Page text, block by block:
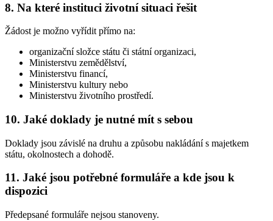
8. Na které instituci životní situaci řešit
Žádost je možno vyřídit přímo na:
organizační složce státu či státní organizaci,
Ministerstvu zemědělství,
Ministerstvu financí,
Ministerstvu kultury nebo
Ministerstvu životního prostředí.
10. Jaké doklady je nutné mít s sebou
Doklady jsou závislé na druhu a způsobu nakládání s majetkem
státu, okolnostech a dohodě.
11. Jaké jsou potřebné formuláře a kde jsou k
dispozici
Předepsané formuláře nejsou stanoveny.